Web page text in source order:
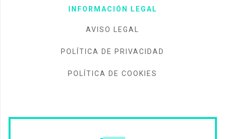
INFORMACIÓN LEGAL
AVISO LEGAL
POLÍTICA DE PRIVACIDAD
POLÍTICA DE COOKIES